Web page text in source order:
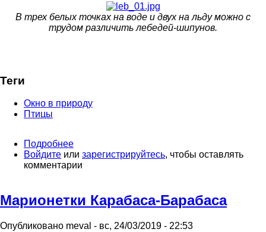
В трех белых точках на воде и двух на льду можно с
трудом различить лебедей-шипунов.
Теги
Окно в природу
Птицы
Подробнее
Лебеди
прилетели
Войдите или зарегистрируйтесь, чтобы оставлять
комментарии
Марионетки Карабаса-Барабаса
Опубликовано meval - вс, 24/03/2019 - 22:53